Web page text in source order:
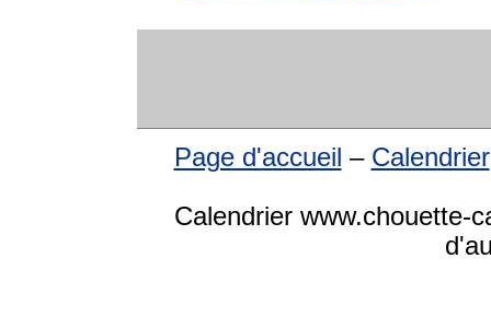
Page d'accueil – Calendrier
Calendrier www.chouette-